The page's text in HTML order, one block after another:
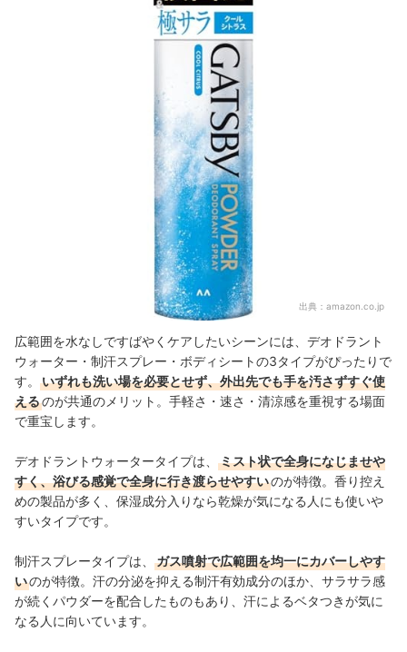
出典： amazon.co.jp
広範囲を水なしですばやくケアしたいシーンには、デオドラント
ウォーター・制汗スプレー・ボディシートの3タイプがぴったりで
す。
いずれも洗い場を必要とせず、外出先でも手を汚さずすぐ使
えるのが共通のメリット。手軽さ・速さ・清涼感を重視する場面
で重宝します。
デオドラントウォータータイプは、
ミスト状で全身になじませや
すく、浴びる感覚で全身に行き渡らせやすいのが特徴。香り控え
めの製品が多く、保湿成分入りなら乾燥が気になる人にも使いや
すいタイプです。
制汗スプレータイプは、
ガス噴射で広範囲を均一にカバーしやす
いのが特徴。汗の分泌を抑える制汗有効成分のほか、サラサラ感
が続くパウダーを配合したものもあり、汗によるベタつきが気に
なる人に向いています。